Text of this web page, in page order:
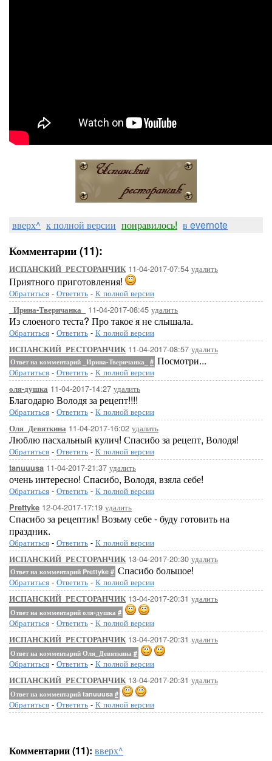
вверх^ к полной версии понравилось! в evernote
Комментарии (11):
ИСПАНСКИЙ_РЕСТОРАНЧИК11-04-2017-07:54 удалить
Приятного приготовления!
Обратиться - Ответить - К полной версии
_Ирина-Тверичанка_ 11-04-2017-08:45 удалить
Из слоеного теста? Про такое я не слышала.
Обратиться - Ответить - К полной версии
ИСПАНСКИЙ_РЕСТОРАНЧИК11-04-2017-08:57 удалить
Ответ на комментарий _Ирина-Тверичанка_ # Посмотри...
Обратиться - Ответить - К полной версии
оля-душка 11-04-2017-14:27 удалить
Благодарю Володя за рецепт!!!!
Обратиться - Ответить - К полной версии
Оля_Девяткина 11-04-2017-16:02 удалить
Люблю пасхальный кулич! Спасибо за рецепт, Володя!
Обратиться - Ответить - К полной версии
tanuuusa 11-04-2017-21:37 удалить
очень интересно! Спасибо, Володя, взяла себе!
Обратиться - Ответить - К полной версии
Prettyke 12-04-2017-17:19 удалить
Спасибо за рецептик! Возьму себе - буду готовить на
праздник.
Обратиться - Ответить - К полной версии
ИСПАНСКИЙ_РЕСТОРАНЧИК13-04-2017-20:30 удалить
Ответ на комментарий Prettyke # Спасибо большое!
Обратиться - Ответить - К полной версии
ИСПАНСКИЙ_РЕСТОРАНЧИК13-04-2017-20:31 удалить
Ответ на комментарий оля-душка #
Обратиться - Ответить - К полной версии
ИСПАНСКИЙ_РЕСТОРАНЧИК13-04-2017-20:31 удалить
Ответ на комментарий Оля_Девяткина #
Обратиться - Ответить - К полной версии
ИСПАНСКИЙ_РЕСТОРАНЧИК13-04-2017-20:31 удалить
Ответ на комментарий tanuuusa #
Обратиться - Ответить - К полной версии
Комментарии (11): вверх^